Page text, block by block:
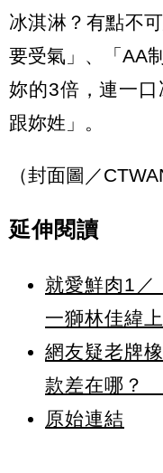
冰淇淋？有點不
要受氣」、「AA
妳的3倍，連一
跟妳姓」。
（封面圖／
延伸閱讀
就愛鮮肉1／
一獅林佳緯
網友疑老牌
款差在哪？
原始連結